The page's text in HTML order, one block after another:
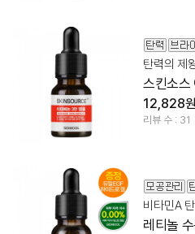
12,828원
리뷰 수 : 31
비타민A